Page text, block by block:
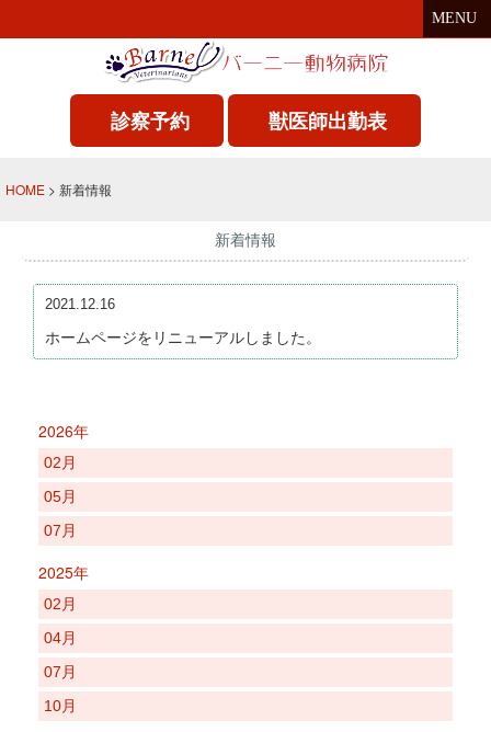
診察予約 獣医師出勤表
MENU
HOME > 新着情報
新着情報
2021.12.16
ホームページをリニューアルしました。
2026年
02月
05月
07月
2025年
02月
04月
07月
10月